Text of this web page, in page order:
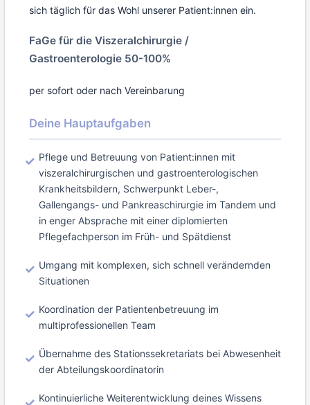
sich täglich für das Wohl unserer Patient:innen ein.
FaGe für die Viszeralchirurgie /
Gastroenterologie 50-100%
per sofort oder nach Vereinbarung
Deine Hauptaufgaben
Pflege und Betreuung von Patient:innen mit
viszeralchirurgischen und gastroenterologischen
Krankheitsbildern, Schwerpunkt Leber-,
Gallengangs- und Pankreaschirurgie im Tandem und
in enger Absprache mit einer diplomierten
Pflegefachperson im Früh- und Spätdienst
Umgang mit komplexen, sich schnell verändernden
Situationen
Koordination der Patientenbetreuung im
multiprofessionellen Team
Übernahme des Stationssekretariats bei Abwesenheit
der Abteilungskoordinatorin
Kontinuierliche Weiterentwicklung deines Wissens